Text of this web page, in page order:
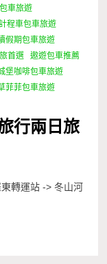
車旅遊
程車包車旅遊
假期包車旅遊
首選
遨遊包車推薦
堡咖啡包車旅遊
菲菲包車旅遊
行兩日旅
轉運站 -> 冬山河